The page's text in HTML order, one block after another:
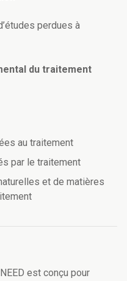
perdues à
du traitement
au traitement
par le traitement
et de matières
est conçu pour